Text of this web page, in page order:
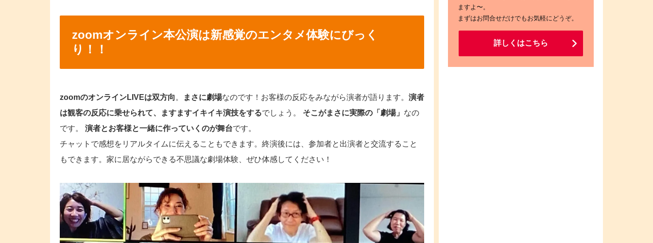
zoomオンライン本公演は新感覚のエンタメ体験にびっく
り！！
zoomのオンラインLIVEは双方向 。 まさに劇場なのです！お客様の反応をみながら演者が語ります。 演者
は観客の反応に乗せられて、ますますイキイキ演技をするでしょう。 そこがまさに実際の「劇場」 なの
です。 演者とお客様と一緒に作っていくのが舞台です。
チャットで感想をリアルタイムに伝えることもできます。終演後には、参加者と出演者と交流すること
もできます。家に居ながらできる不思議な劇場体験、ぜひ体感してください！
ますよ〜。
まずはお問合せだけでもお気軽にどうぞ。
詳しくはこちら